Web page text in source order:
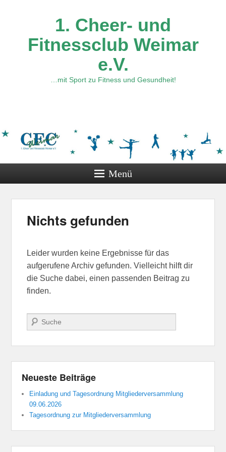
1. Cheer- und
Fitnessclub Weimar
e.V.
…mit Sport zu Fitness und Gesundheit!
Menü
Nichts gefunden
Leider wurden keine Ergebnisse für das
aufgerufene Archiv gefunden. Vielleicht hilft dir
die Suche dabei, einen passenden Beitrag zu
finden.
Suchen
Neueste Beiträge
Einladung und Tagesordnung Mitgliederversammlung
09.06.2026
Tagesordnung zur Mitgliederversammlung